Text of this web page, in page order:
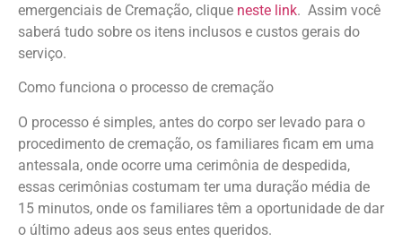
emergenciais de Cremação, clique neste link. Assim você
saberá tudo sobre os itens inclusos e custos gerais do
serviço.
Como funciona o processo de cremação
O processo é simples, antes do corpo ser levado para o
procedimento de cremação, os familiares ficam em uma
antessala, onde ocorre uma cerimônia de despedida,
essas cerimônias costumam ter uma duração média de
15 minutos, onde os familiares têm a oportunidade de dar
o último adeus aos seus entes queridos.